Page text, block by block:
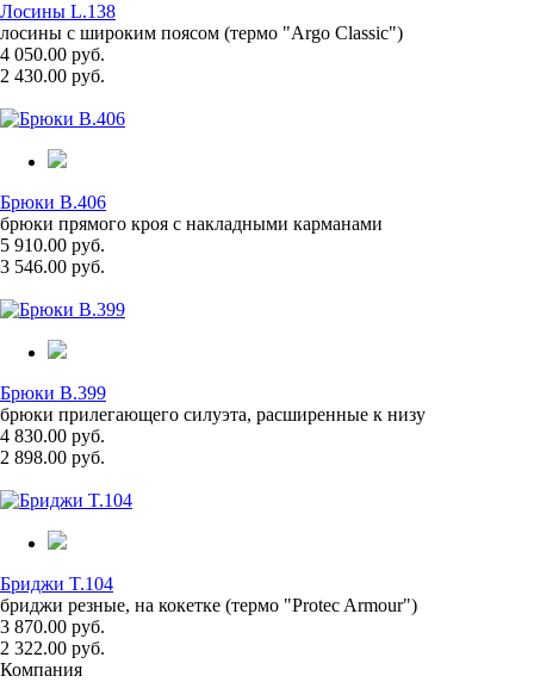
Лосины L.138
лосины с широким поясом (термо "Argo Classic")
4 050.00 руб.
2 430.00 руб.
Брюки B.406
брюки прямого кроя с накладными карманами
5 910.00 руб.
3 546.00 руб.
Брюки B.399
брюки прилегающего силуэта, расширенные к низу
4 830.00 руб.
2 898.00 руб.
Бриджи T.104
бриджи резные, на кокетке (термо "Protec Armour")
3 870.00 руб.
2 322.00 руб.
Компания